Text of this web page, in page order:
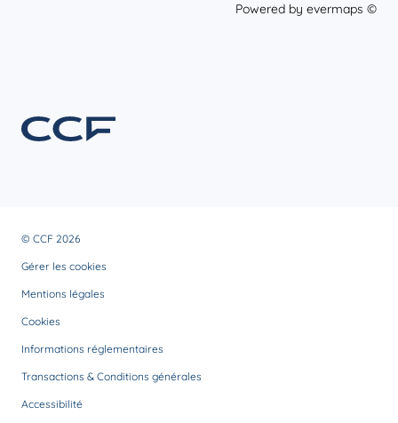
Powered by evermaps ©
© CCF 2026
Gérer les cookies
Mentions légales
Cookies
Informations réglementaires
Transactions & Conditions générales
Accessibilité